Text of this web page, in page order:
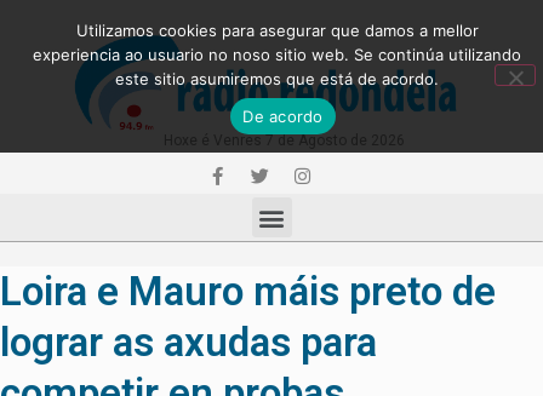
Loira e Mauro máis preto de
lograr as axudas para
Utilizamos cookies para asegurar que damos a mellor
experiencia ao usuario no noso sitio web. Se continúa utilizando
este sitio asumiremos que está de acordo.
De acordo